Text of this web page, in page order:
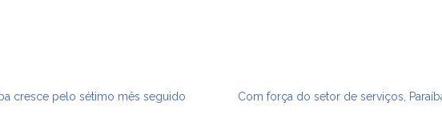
cresce pelo sétimo mês seguido Com força do setor de serviços,